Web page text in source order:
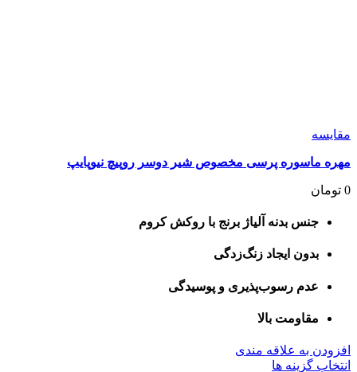
مقايسه
مهره ماسوره پرسی مخصوص شیر دوسر روپیچ نیوپایپ
0 تومان
جنس بدنه آلیاژ برنج با روکش کروم
بدون ایجاد زنگ‌زدگی
عدم رسوب‌پذیری و پوسیدگی
مقاومت بالا
افزودن به علاقه مندی
انتخاب گزینه ها